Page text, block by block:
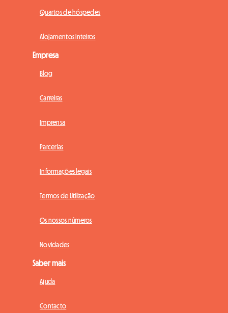
Quartos de hóspedes
Alojamentos inteiros
Empresa
Blog
Carreiras
Imprensa
Parcerias
Informações legais
Termos de Utilização
Os nossos números
Novidades
Saber mais
Ajuda
Contacto